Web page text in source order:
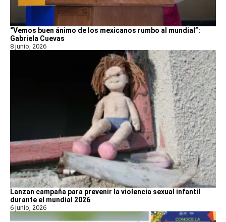
“Vemos buen ánimo de los mexicanos rumbo al mundial”:
Gabriela Cuevas
8 junio, 2026
Lanzan campaña para prevenir la violencia sexual infantil
durante el mundial 2026
6 junio, 2026